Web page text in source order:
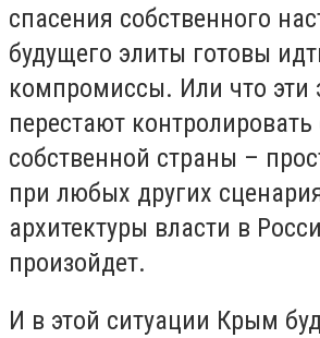
спасения собственного
будущего элиты готовы
компромиссы. Или что эти
перестают
собственной страны –
при любых других
архитектуры власти в
произойдет.
И в этой ситуации Крым